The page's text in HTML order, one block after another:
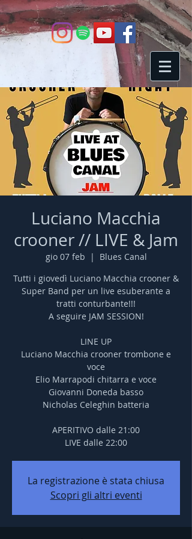
Luciano Macchia
crooner // LIVE & Jam
gio 07 feb
  |
Blues Canal
Tutti i giovedì Luciano Macchia crooner &
Super Band per un live esuberante a
tratti conturbante!!!
A seguire JAM SESSION!
LINE UP
Luciano Macchia crooner trombone e
voce
Elio Marrapodi chitarra e voce
Giovanni Doneda basso
Nicholas Celeghin batteria
APERITIVO dalle 21:00
LIVE dalle 22:00
La registrazione è stata chiusa
Scopri gli altri eventi